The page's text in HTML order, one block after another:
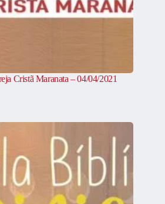
Cristã Maranata – 04/04/2021